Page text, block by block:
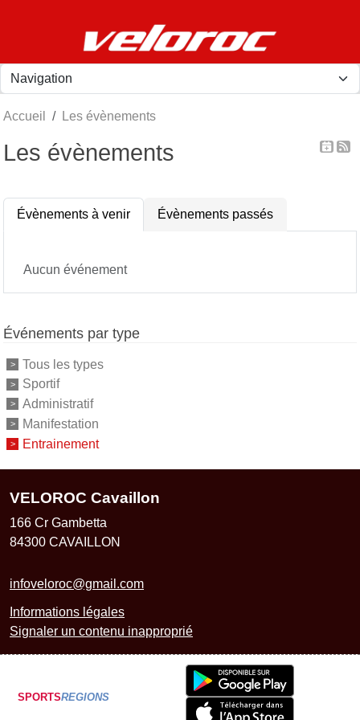
Accueil Les évènements
Les évènements
Évènements à venir Évènements passés
Aucun événement
Événements par type
Tous les types
Sportif
Administratif
Manifestation
Entrainement
VELOROC Cavaillon
166 Cr Gambetta
84300 CAVAILLON
infoveloroc@gmail.com
Informations légales
Signaler un contenu inapproprié
SPORTSREGIONS